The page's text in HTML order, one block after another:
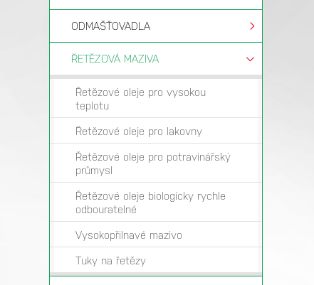
ODMAŠŤOVADLA
ŘETĚZOVÁ MAZIVA
Řetězové oleje pro vysokou
teplotu
Řetězové oleje pro lakovny
Řetězové oleje pro potravinářský
průmysl
Řetězové oleje biologicky rychle
odbouratelné
Vysokopřilnavé mazivo
Tuky na řetězy